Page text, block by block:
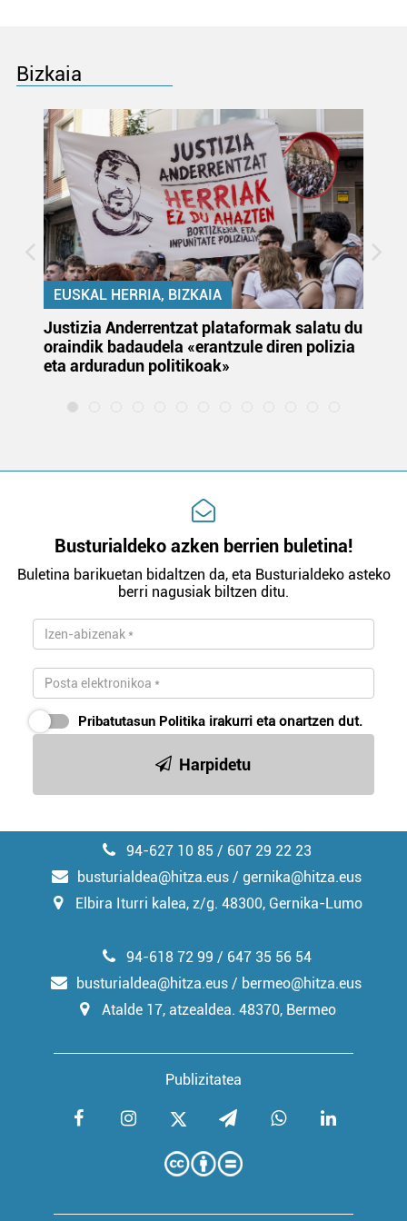
Bizkaia
EUSKAL HERRIA, BIZKAIA
Justizia Anderrentzat plataformak salatu du
oraindik badaudela «erantzule diren polizia
eta arduradun politikoak»
Busturialdeko azken berrien buletina!
Buletina barikuetan bidaltzen da, eta Busturialdeko asteko
berri nagusiak biltzen ditu.
Pribatutasun Politika irakurri eta onartzen dut.
Harpidetu
94-627 10 85 / 607 29 22 23
busturialdea@hitza.eus / gernika@hitza.eus
Elbira Iturri kalea, z/g. 48300, Gernika-Lumo
Publizitatea
94-618 72 99 / 647 35 56 54
busturialdea@hitza.eus / bermeo@hitza.eus
Atalde 17, atzealdea. 48370, Bermeo